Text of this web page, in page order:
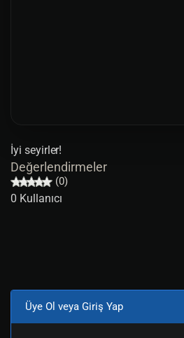
İyi seyirler!
Değerlendirmeler
(0)
0 Kullanıcı
Üye Ol veya Giriş Yap